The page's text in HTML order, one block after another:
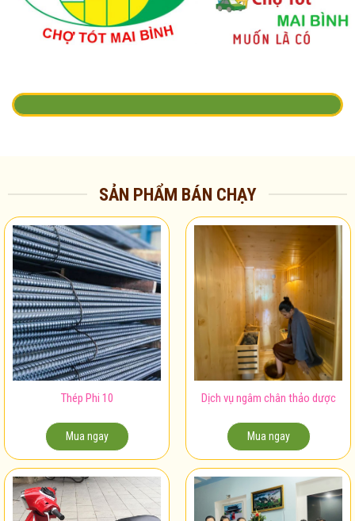
SẢN PHẨM BÁN CHẠY
Thép Phi 10
Mua ngay
Dịch vụ ngâm chân thảo dược
Mua ngay